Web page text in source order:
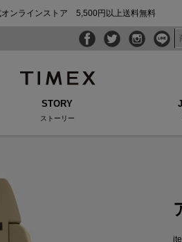
オンラインストア 5,500円以上送料無料
STORY
ストーリー